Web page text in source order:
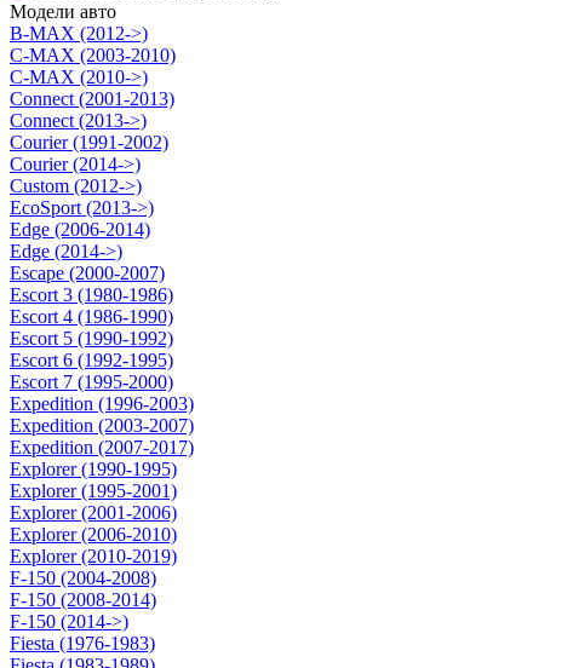
Модели авто
B-MAX (2012->)
C-MAX (2003-2010)
C-MAX (2010->)
Connect (2001-2013)
Connect (2013->)
Courier (1991-2002)
Courier (2014->)
Custom (2012->)
EcoSport (2013->)
Edge (2006-2014)
Edge (2014->)
Escape (2000-2007)
Escort 3 (1980-1986)
Escort 4 (1986-1990)
Escort 5 (1990-1992)
Escort 6 (1992-1995)
Escort 7 (1995-2000)
Expedition (1996-2003)
Expedition (2003-2007)
Expedition (2007-2017)
Explorer (1990-1995)
Explorer (1995-2001)
Explorer (2001-2006)
Explorer (2006-2010)
Explorer (2010-2019)
F-150 (2004-2008)
F-150 (2008-2014)
F-150 (2014->)
Fiesta (1976-1983)